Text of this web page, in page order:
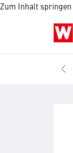
Zum Inhalt springen